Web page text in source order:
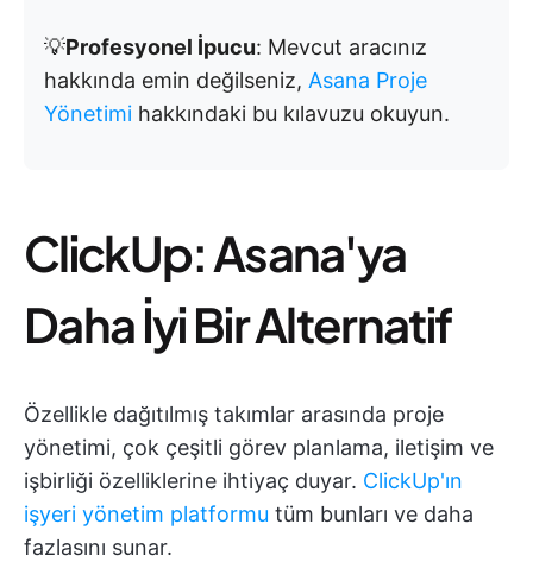
💡Profesyonel İpucu: Mevcut aracınız
hakkında emin değilseniz, Asana Proje
Yönetimi hakkındaki bu kılavuzu okuyun.
ClickUp: Asana'ya
Daha İyi Bir Alternatif
Özellikle dağıtılmış takımlar arasında proje
yönetimi, çok çeşitli görev planlama, iletişim ve
işbirliği özelliklerine ihtiyaç duyar. ClickUp'ın
işyeri yönetim platformu tüm bunları ve daha
fazlasını sunar.